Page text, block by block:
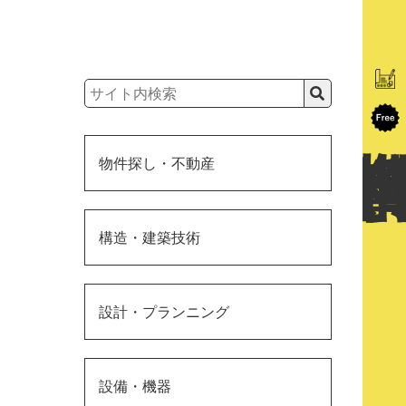
物件探し・不動産
構造・建築技術
設計・プランニング
設備・機器